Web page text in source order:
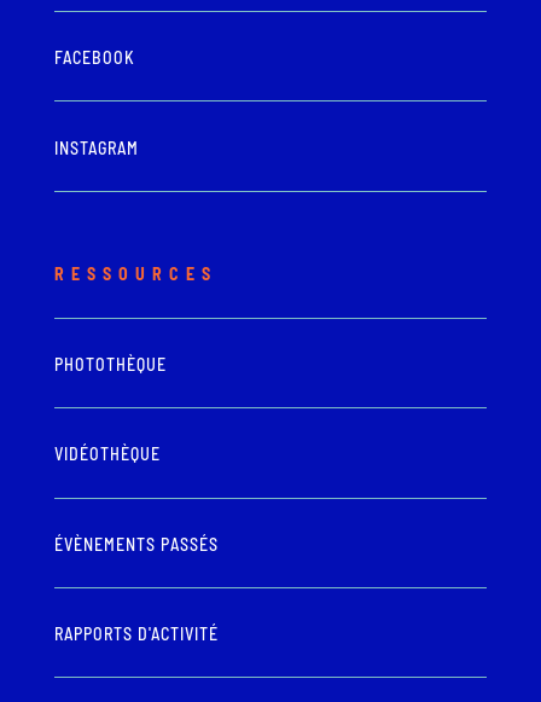
FACEBOOK
INSTAGRAM
RESSOURCES
PHOTOTHÈQUE
VIDÉOTHÈQUE
ÉVÈNEMENTS PASSÉS
RAPPORTS D'ACTIVITÉ